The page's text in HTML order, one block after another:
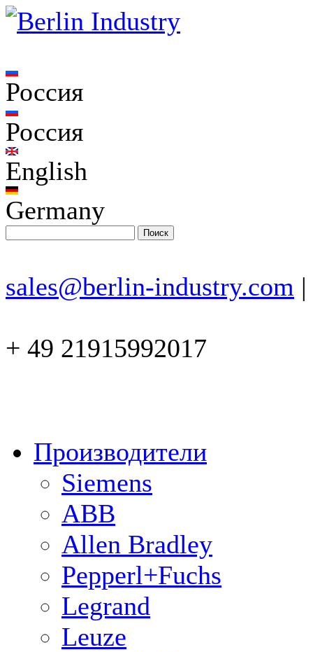
Россия
Россия
English
Germany
sales@berlin-industry.com |
+ 49 21915992017
Производители
Siemens
ABB
Allen Bradley
Pepperl+Fuchs
Legrand
Leuze